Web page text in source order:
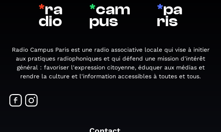
*ra
dio
*cam
pus
*pa
ris
Radio Campus Paris est une radio associative locale qui vise à initier
aux pratiques radiophoniques et qui défend une mission d'intérêt
général : favoriser l'expression citoyenne, éduquer aux médias et
rendre la culture et l'information accessibles à toutes et tous.